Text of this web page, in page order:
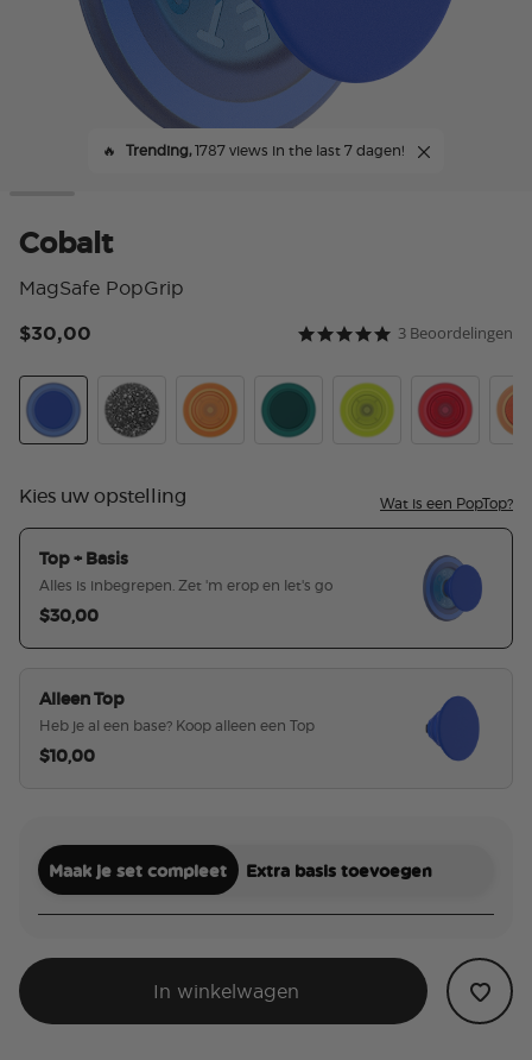
🔥 Trending,1787 views in the last 7 dagen!
Cobalt
MagSafe PopGrip
5 van 5 klantbeoordeling
5.0 star rating3 Beoordelingen
$30,00
Kies uw opstelling Wat is een PopTop?
Top + Basis
Alles is inbegrepen. Zet 'm erop en let's go
$30,00
Alleen Top
Heb je al een base? Koop alleen een Top
$10,00
Maak je set compleet Extra basis toevoegen
In winkelwagen